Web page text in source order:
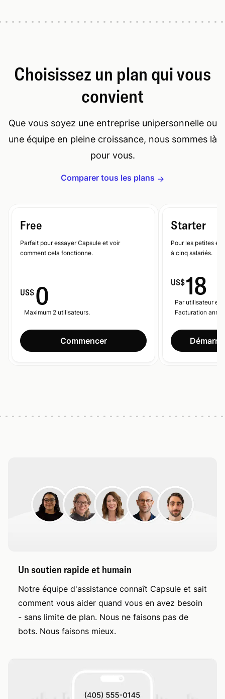
Choisissez un plan qui vous
convient
Que vous soyez une entreprise unipersonnelle ou
une équipe en pleine croissance, nous sommes là
pour vous.
Comparer tous les plans
Free
Parfait pour essayer Capsule et voir
comment cela fonctionne.
US$ 0
Maximum 2 utilisateurs.
Commencer
Starter
Pour les petites
à cinq salariés.
US$18
Par utilisateur et
Facturation
Un soutien rapide et humain
Notre équipe d'assistance connaît Capsule et sait
comment vous aider quand vous en avez besoin
- sans limite de plan. Nous ne faisons pas de
bots. Nous faisons mieux.